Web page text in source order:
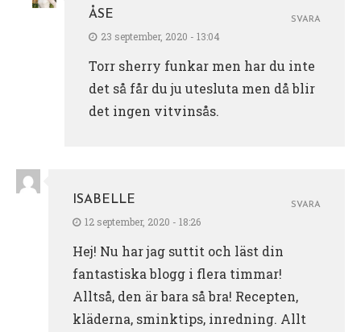
ÅSE
23 september, 2020 - 13:04
Torr sherry funkar men har du inte
det så får du ju utesluta men då blir
det ingen vitvinsås.
SVARA
ISABELLE
12 september, 2020 - 18:26
Hej! Nu har jag suttit och läst din
fantastiska blogg i flera timmar!
Alltså, den är bara så bra! Recepten,
kläderna, sminktips, inredning. Allt
SVARA